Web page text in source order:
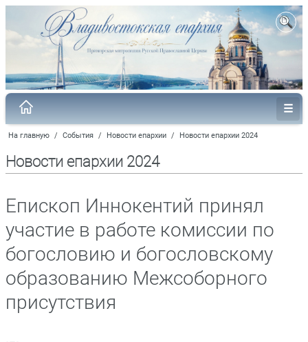
На главную / События / Новости епархии / Новости епархии 2024
Новости епархии 2024
Епископ Иннокентий принял
участие в работе комиссии по
богословию и богословскому
образованию Межсоборного
присутствия